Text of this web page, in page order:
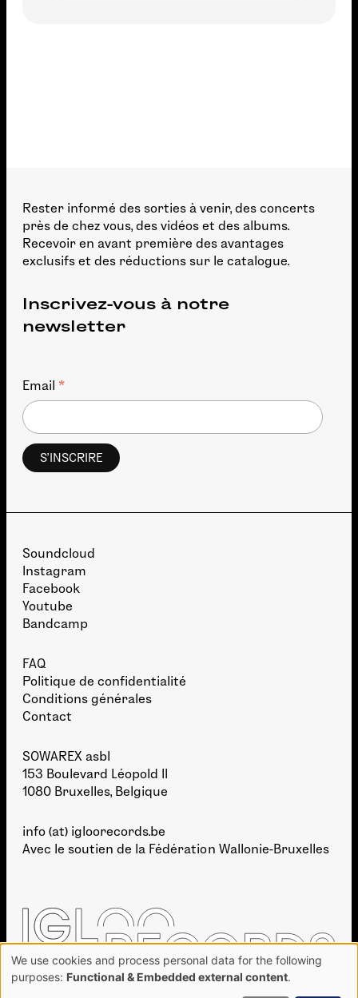
Rester informé des sorties à venir, des concerts
près de chez vous, des vidéos et des albums.
Recevoir en avant première des avantages
exclusifs et des réductions sur le catalogue.
Inscrivez-vous à notre
newsletter
Email *
Soundcloud
Instagram
Facebook
Youtube
Bandcamp
FAQ
Politique de confidentialité
Conditions générales
Contact
SOWAREX asbl
153 Boulevard Léopold II
1080 Bruxelles, Belgique
info (at) igloorecords.be
Avec le soutien de la Fédération Wallonie-Bruxelles
Use
of
We use cookies and process personal data for the following
purposes: Functional & Embedded external content.